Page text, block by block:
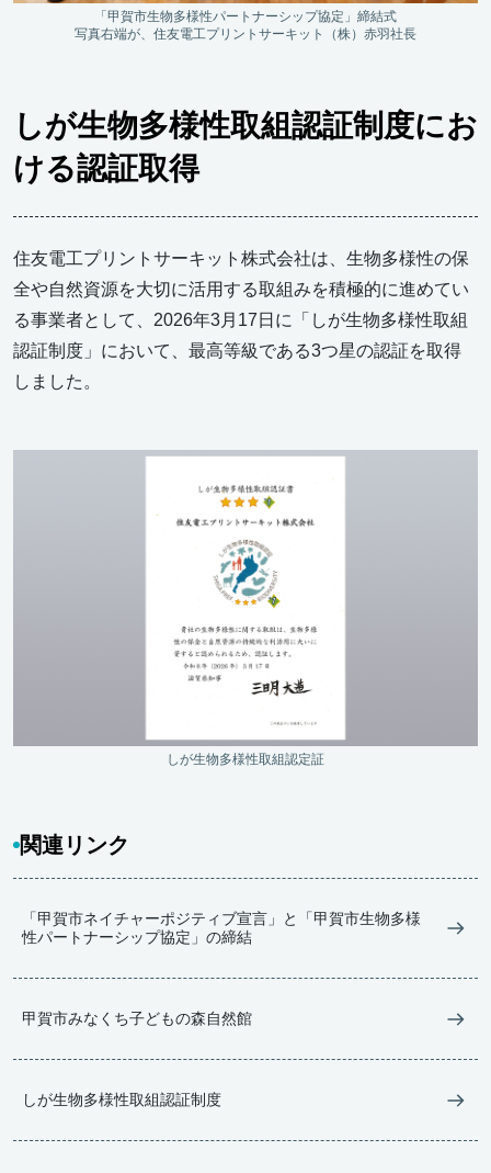
「甲賀市生物多様性パートナーシップ協定」締結式
写真右端が、住友電工プリントサーキット（株）赤羽社長
しが生物多様性取組認証制度にお
ける認証取得
住友電工プリントサーキット株式会社は、生物多様性の保
全や自然資源を大切に活用する取組みを積極的に進めてい
る事業者として、2026年3月17日に「しが生物多様性取組
認証制度」において、最高等級である3つ星の認証を取得
しました。
しが生物多様性取組認定証
関連リンク
「甲賀市ネイチャーポジティブ宣言」と「甲賀市生物多様
性パートナーシップ協定」の締結
甲賀市みなくち子どもの森自然館
しが生物多様性取組認証制度